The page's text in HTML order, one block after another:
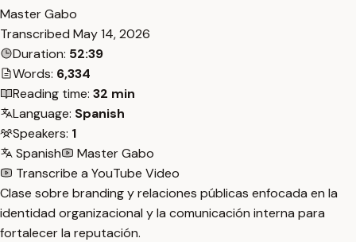
Master Gabo
Transcribed May 14, 2026
Duration: 52:39
Words: 6,334
Reading time: 32 min
Language: Spanish
Speakers: 1
Spanish
Master Gabo
Transcribe a YouTube Video
Clase sobre branding y relaciones públicas enfocada en la
identidad organizacional y la comunicación interna para
fortalecer la reputación.